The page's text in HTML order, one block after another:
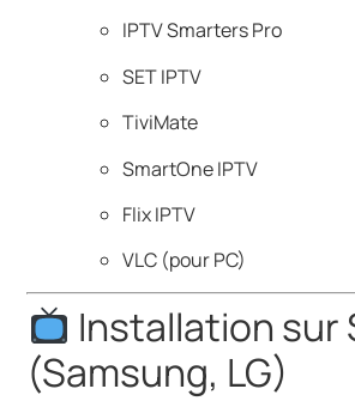
IPTV Smarters Pro
SET IPTV
TiviMate
SmartOne IPTV
Flix IPTV
VLC (pour PC)
Installation sur
(Samsung, LG)